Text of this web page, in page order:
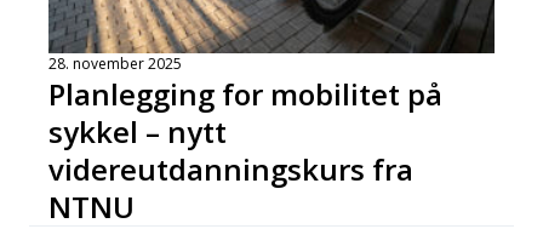
28. november 2025
Planlegging for mobilitet på
sykkel – nytt
videreutdanningskurs fra
NTNU